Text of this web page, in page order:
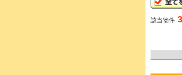
該当物件 3